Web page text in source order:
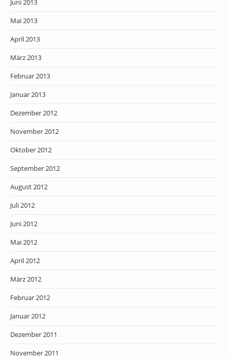
Juni 2013
Mai 2013
April 2013
März 2013
Februar 2013
Januar 2013
Dezember 2012
November 2012
Oktober 2012
September 2012
August 2012
Juli 2012
Juni 2012
Mai 2012
April 2012
März 2012
Februar 2012
Januar 2012
Dezember 2011
November 2011